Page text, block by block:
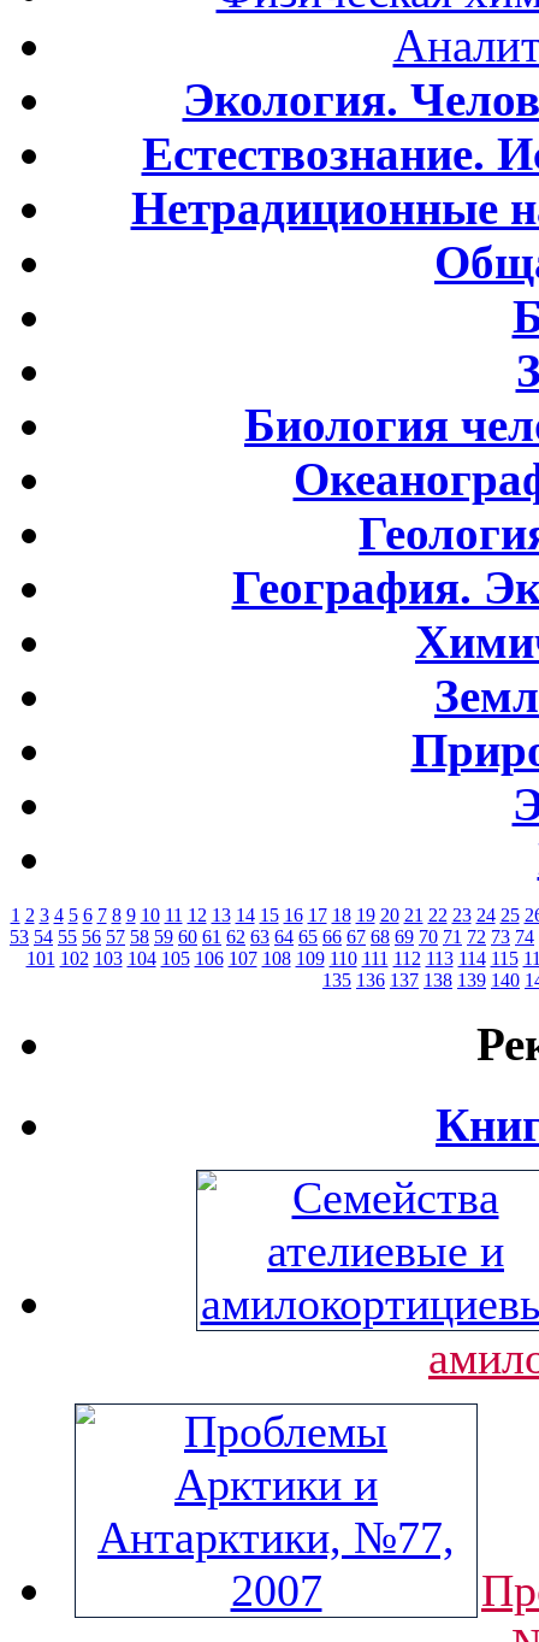
Экология.
Естествознание.
Нетрадиционные
Биология
География.
1 2 3 4 5 6 7 8 9 10 11 12 13 14 15 16 17 18 19 20 21 22 23 24 25
53 54 55 56 57 58 59 60 61 62 63 64 65 66 67 68 69 70 71 72 73 74
101 102 103 104 105 106 107 108 109 110 111 112 113 114 115
135 136 137 138 139 140